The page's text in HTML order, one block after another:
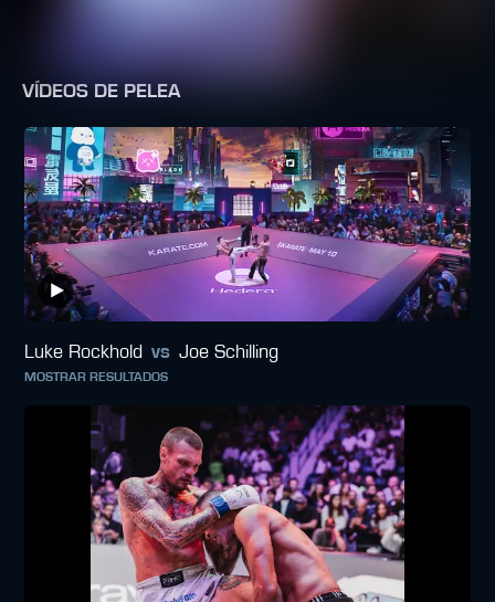
VÍDEOS DE PELEA
Luke Rockhold vs Joe Schilling
MOSTRAR RESULTADOS